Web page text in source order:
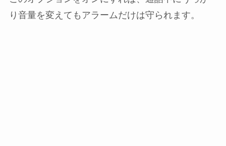
り音量を変えてもアラームだけは守られます。